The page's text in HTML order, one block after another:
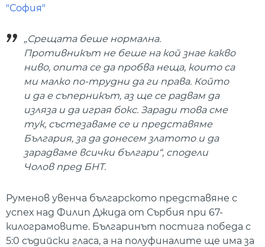
"София"
„Срещата беше нормална.
Противникът не беше на кой знае какво
ниво, опита се да пробва неща, които са
ми малко по-трудни да ги права. Който
и да е съперникът, аз ще се радвам да
изляза и да играя бокс. Заради това сме
тук, състезаваме се и представяме
България, за да донесем златото и да
зарадваме всички българи“, сподели
Чолов пред БНТ.
Руменов увенча българското представяне с
успех над Филип Джида от Сърбия при 67-
килограмовите. Българинът постига победа с
5:0 съдийски гласа, а на полуфиналите ще има за